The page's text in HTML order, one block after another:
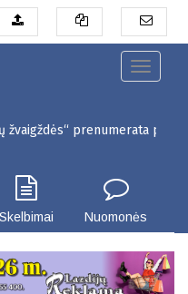
Toggle
prenumerata pigiau.
Skelbimai Nuomonės